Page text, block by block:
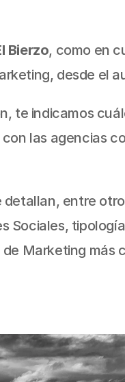
Bierzo, como en
desde el
te indicamos
las agencias
detallan, entre
Sociales,
de Marketing